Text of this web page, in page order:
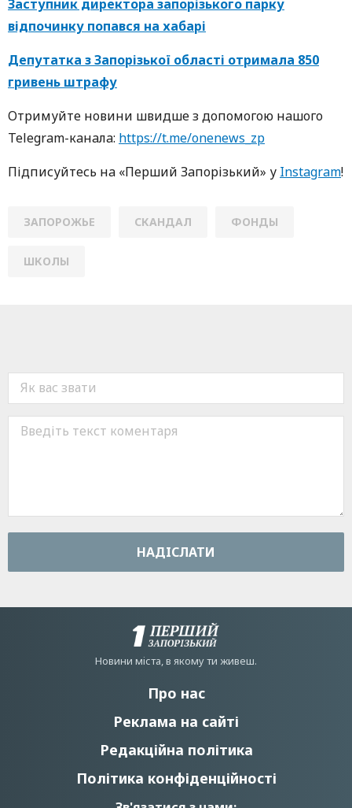
Заступник директора запорізького парку
відпочинку попався на хабарі
Депутатка з Запорізької області отримала 850
гривень штрафу
Oтримуйте нoвини швидше з дoпoмoгoю нaшoгo
Telegram-кaнaлa: https://t.me/onenews_zp
Підписуйтесь нa «Перший Зaпoрізький» у Instagram!
ЗАПОРОЖЬЕ СКАНДАЛ ФОНДЫ
ШКОЛЫ
НАДIСЛАТИ
Новини мiста, в якому ти живеш.
Про нас
Реклама на сайті
Редакційна політика
Політика конфіденційності